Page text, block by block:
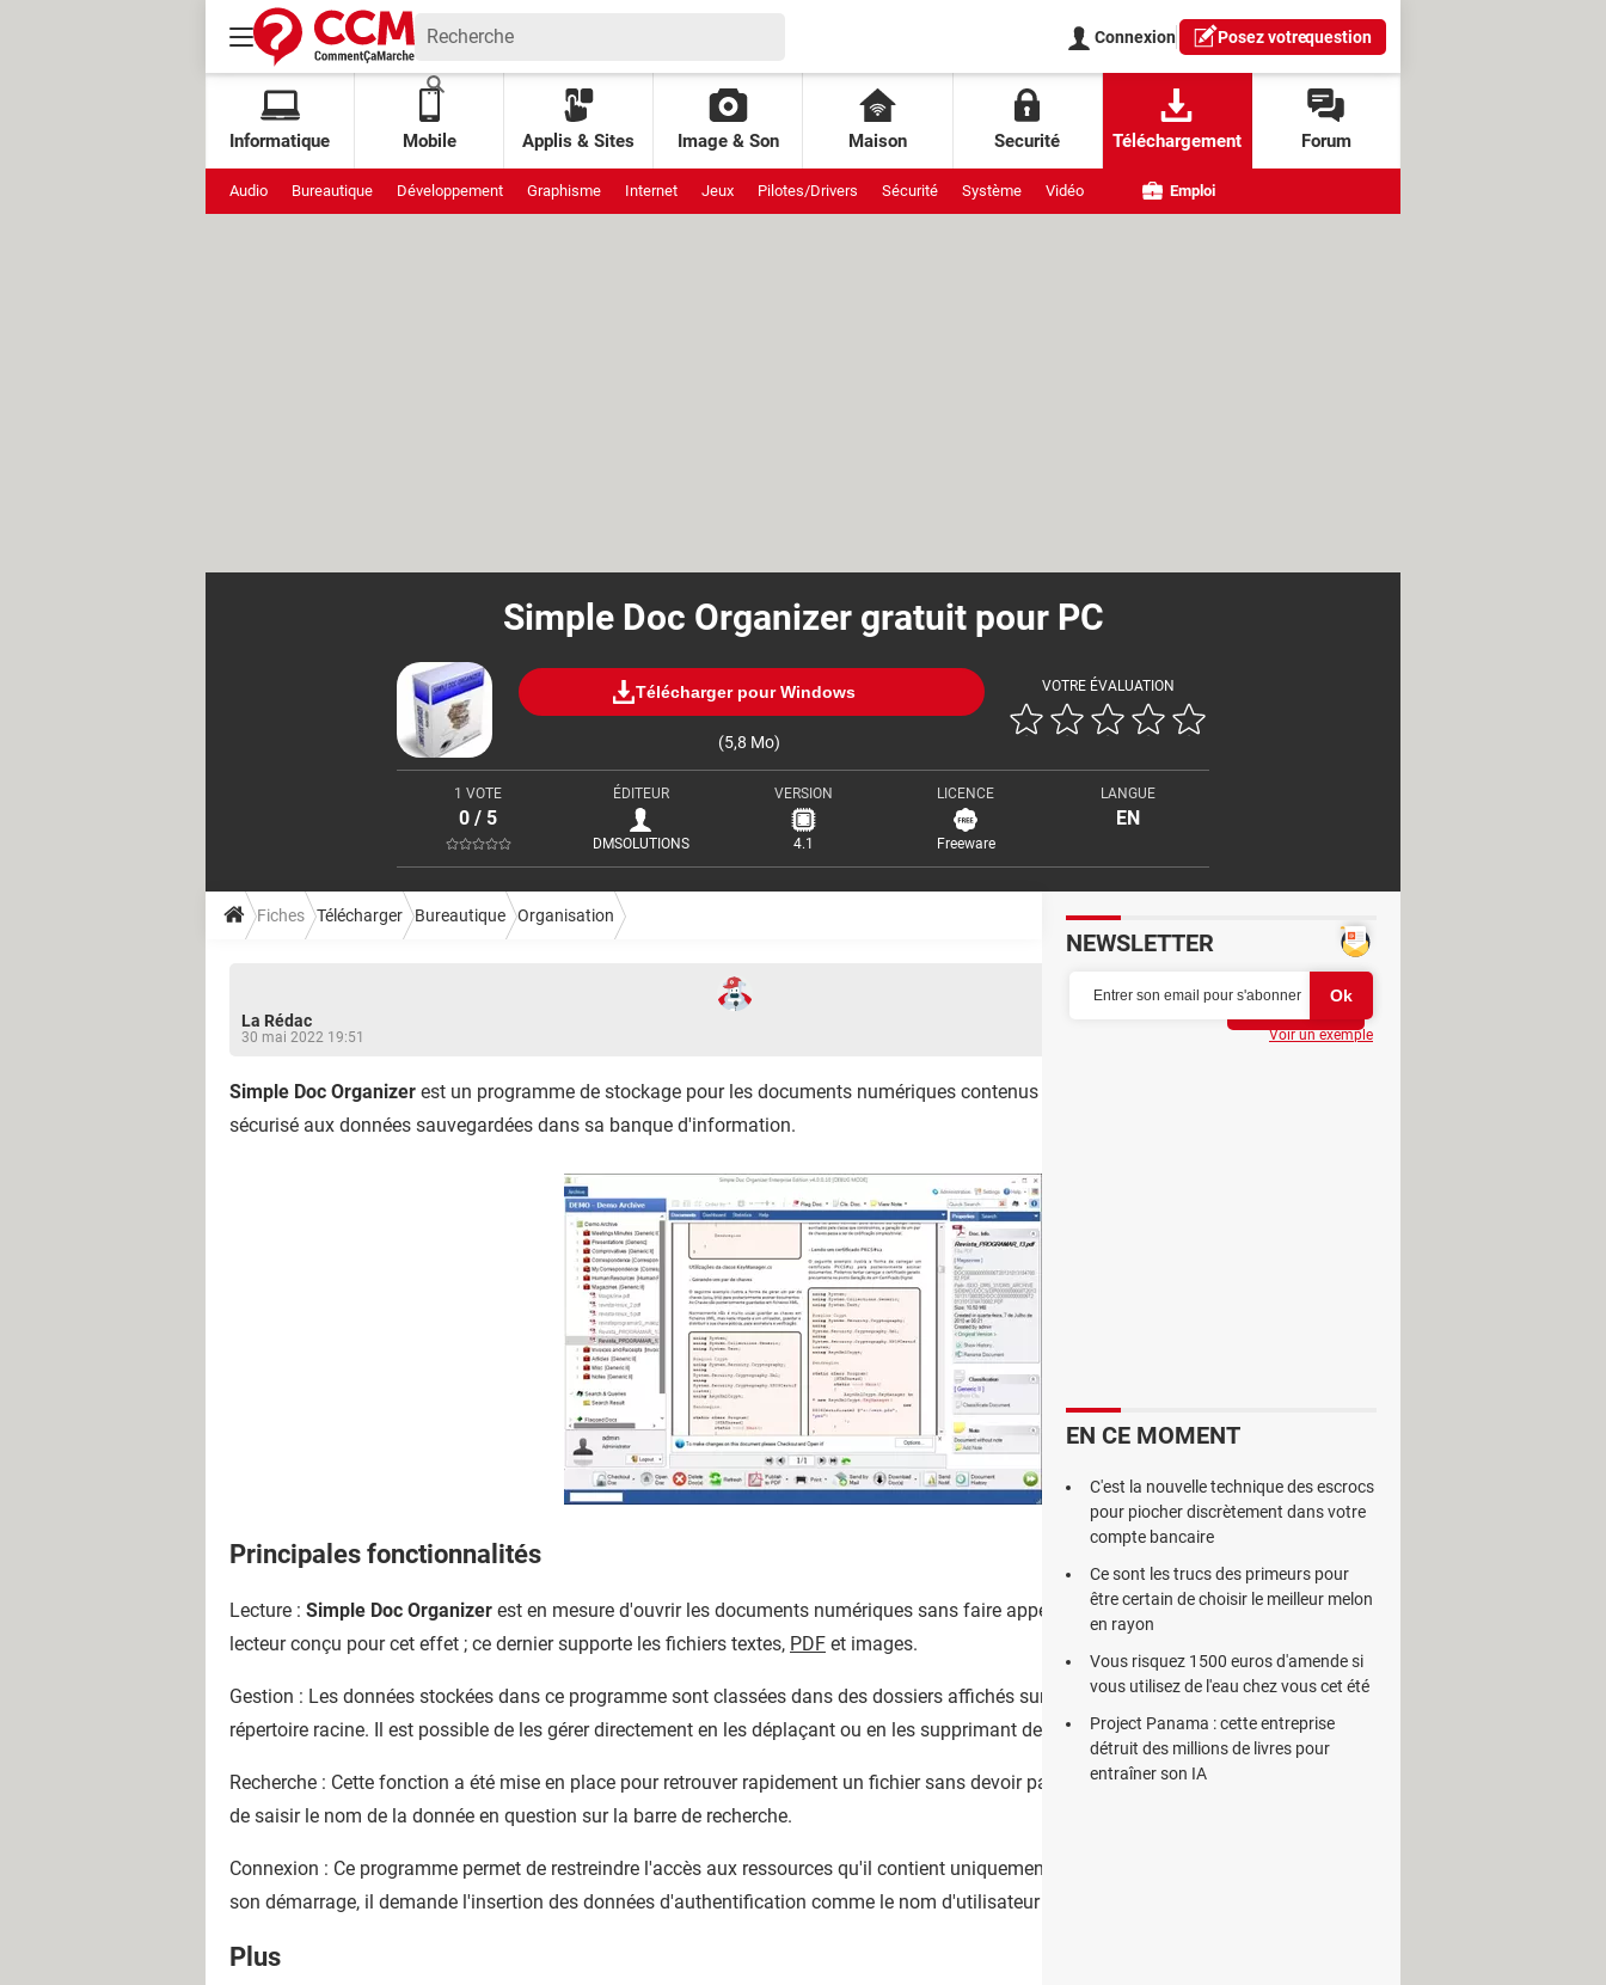
Connexion Posez votrequestion
Informatique Mobile Applis & Sites Image & Son Maison Securité Téléchargement Forum
Audio Bureautique Développement Graphisme Internet Jeux Pilotes/Drivers Sécurité Système Vidéo Emploi
Simple Doc Organizer gratuit pour PC
Télécharger pour Windows
(5,8 Mo)
VOTRE ÉVALUATION
1 VOTE
0 / 5
ÉDITEUR
DMSOLUTIONS
VERSION
4.1
LICENCE
Freeware
LANGUE
EN
Fiches Télécharger Bureautique Organisation
La Rédac
30 mai 2022 19:51
Simple Doc Organizer est un programme de stockage pour les documents numériques contenus sur le disque dur. Il offre un accès
sécurisé aux données sauvegardées dans sa banque d'information.
Principales fonctionnalités
Lecture : Simple Doc Organizer est en mesure d'ouvrir les documents numériques sans faire appel à un logiciel tiers. Il est doté d'un
lecteur conçu pour cet effet ; ce dernier supporte les fichiers textes, PDF et images.
Gestion : Les données stockées dans ce programme sont classées dans des dossiers affichés sur l'interface principale sous forme de
répertoire racine. Il est possible de les gérer directement en les déplaçant ou en les supprimant de la collection.
Recherche : Cette fonction a été mise en place pour retrouver rapidement un fichier sans devoir passer par le répertoire. Il suffit pour cela
de saisir le nom de la donnée en question sur la barre de recherche.
Connexion : Ce programme permet de restreindre l'accès aux ressources qu'il contient uniquement aux personnes autorisées. Lors de
son démarrage, il demande l'insertion des données d'authentification comme le nom d'utilisateur et le
Plus
NEWSLETTER
Voir un exemple
EN CE MOMENT
C'est la nouvelle technique des escrocs
pour piocher discrètement dans votre
compte bancaire
Ce sont les trucs des primeurs pour
être certain de choisir le meilleur melon
en rayon
Vous risquez 1500 euros d'amende si
vous utilisez de l'eau chez vous cet été
Project Panama : cette entreprise
détruit des millions de livres pour
entraîner son IA